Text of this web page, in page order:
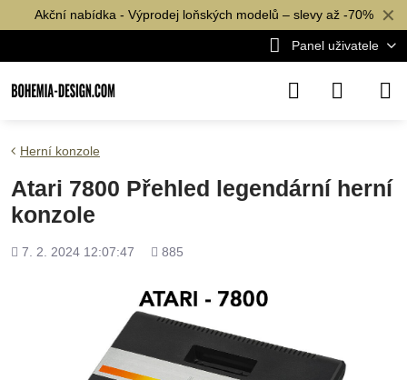
✕
Akční nabídka - Výprodej loňských modelů – slevy až -70%
Panel uživatele
Herní konzole
Atari 7800 Přehled legendární herní
konzole
Přidáno
7. 2. 2024 12:07:47
Počet
885